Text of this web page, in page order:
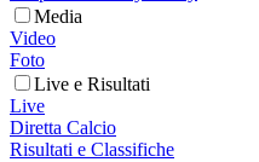
Media
Video
Foto
Live e Risultati
Live
Diretta Calcio
Risultati e Classifiche